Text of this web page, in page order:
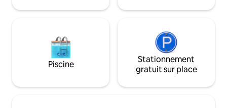
de la magnifique Rome Ga ! Tout le
Habituellement de mai à octobre.
nettoyer la cour
Piscine
Stationnement
gratuit sur place